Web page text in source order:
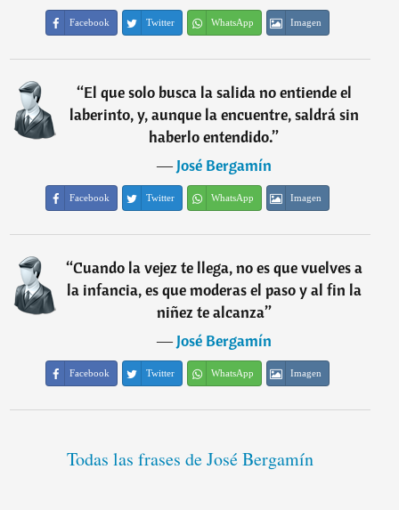
Facebook Twitter WhatsApp Imagen
“El que solo busca la salida no entiende el
laberinto, y, aunque la encuentre, saldrá sin
haberlo entendido.”
―José Bergamín
Facebook Twitter WhatsApp Imagen
“Cuando la vejez te llega, no es que vuelves a
la infancia, es que moderas el paso y al fin la
niñez te alcanza”
―José Bergamín
Facebook Twitter WhatsApp Imagen
Todas las frases de José Bergamín